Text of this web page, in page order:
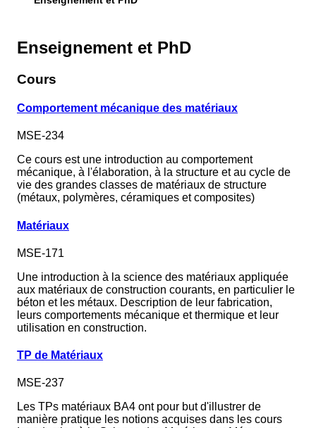
Enseignement et PhD
Cours
Comportement mécanique des matériaux
MSE-234
Ce cours est une introduction au comportement
mécanique, à l'élaboration, à la structure et au cycle de
vie des grandes classes de matériaux de structure
(métaux, polymères, céramiques et composites)
Matériaux
MSE-171
Une introduction à la science des matériaux appliquée
aux matériaux de construction courants, en particulier le
béton et les métaux. Description de leur fabrication,
leurs comportements mécanique et thermique et leur
utilisation en construction.
TP de Matériaux
MSE-237
Les TPs matériaux BA4 ont pour but d'illustrer de
manière pratique les notions acquises dans les cours